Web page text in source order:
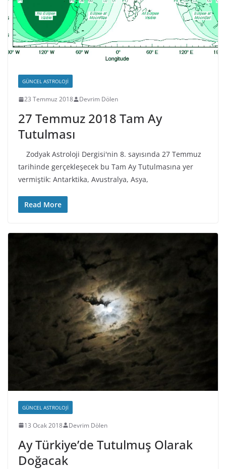
GÜNCEL ASTROLOJI
23 Temmuz 2018 Devrim Dölen
27 Temmuz 2018 Tam Ay
Tutulması
Zodyak Astroloji Dergisi'nin 8. sayısında 27 Temmuz
tarihinde gerçekleşecek bu Tam Ay Tutulmasına yer
vermiştik: Antarktika, Avustralya, Asya,
Read More
GÜNCEL ASTROLOJI
13 Ocak 2018 Devrim Dölen
Ay Türkiye’de Tutulmuş Olarak
Doğacak